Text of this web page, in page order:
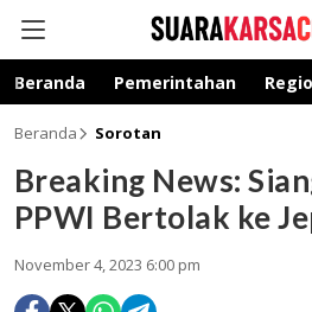
suarakarsa.com
Informasi terpercaya
Beranda Pemerintahan
Beranda Sorotan
Breaking News:
PPWI Bertolak ke
November 4, 2023 6:00 pm